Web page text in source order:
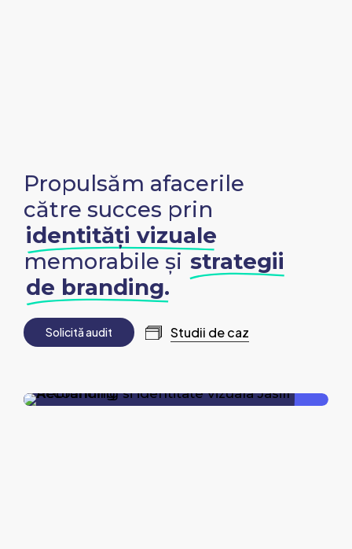
Propulsăm afacerile
către succes prin
identități vizuale
memorabile și strategii
de branding.
Solicităaudit Studii de caz